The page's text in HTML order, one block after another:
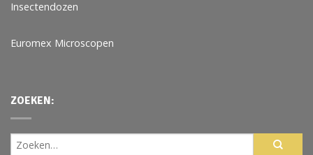
Insectendozen
Euromex Microscopen
ZOEKEN: